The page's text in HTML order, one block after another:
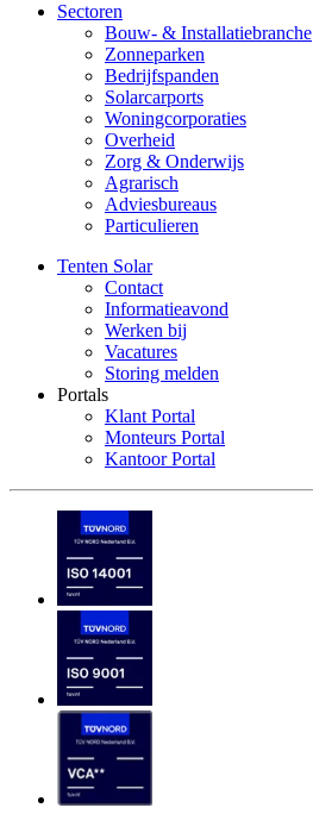
Sectoren
Bouw- & Installatiebranche
Zonneparken
Bedrijfspanden
Solarcarports
Woningcorporaties
Overheid
Zorg & Onderwijs
Agrarisch
Adviesbureaus
Particulieren
Tenten Solar
Contact
Informatieavond
Werken bij
Vacatures
Storing melden
Portals
Klant Portal
Monteurs Portal
Kantoor Portal